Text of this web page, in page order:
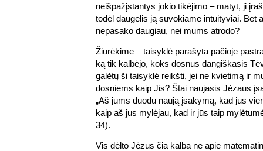
neišpažįstantys jokio tikėjimo – matyt, ji
todėl daugelis ją suvokiame intuityviai. Bet
nepasako daugiau, nei mums atrodo?
Žiūrėkime – taisyklė parašyta pačioje
ką tik kalbėjo, koks dosnus dangiškasis
galėtų ši taisyklė reikšti, jei ne kvietimą ir
dosniems kaip Jis? Štai naujasis Jėzaus
„Aš jums duodu naują įsakymą, kad jūs
kaip aš jus mylėjau, kad ir jūs taip
34).
Vis dėlto Jėzus čia kalba ne apie